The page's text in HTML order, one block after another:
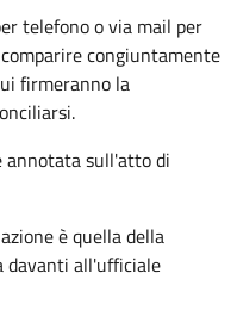
telefono o via mail per
congiuntamente
firmeranno la
annotata sull'atto di
è quella della
davanti all'ufficiale